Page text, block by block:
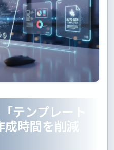
テンプレート
時間を削減